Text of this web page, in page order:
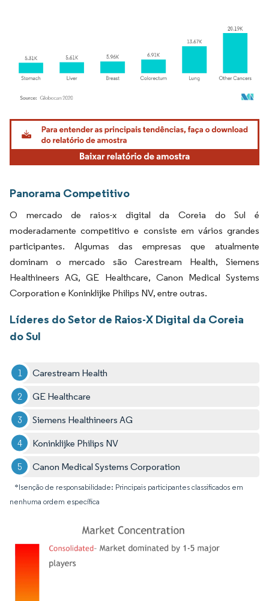
Imagem © Mordor Intelligence. O reuso requer atribuição conforme CC BY 4.0.
Panorama Competitivo
O mercado de raios-x digital da Coreia do Sul é
moderadamente competitivo e consiste em vários grandes
participantes. Algumas das empresas que atualmente
dominam o mercado são Carestream Health, Siemens
Healthineers AG, GE Healthcare, Canon Medical Systems
Corporation e Koninklijke Philips NV, entre outras.
Líderes do Setor de Raios-X Digital da Coreia
do Sul
Carestream Health
GE Healthcare
Siemens Healthineers AG
Koninklijke Philips NV
Canon Medical Systems Corporation
*Isenção de responsabilidade: Principais participantes classificados em
nenhuma ordem específica